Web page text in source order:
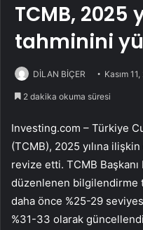
TCMB, 2025
tahminini
DİLAN BİÇER Kasım
2 dakika okuma süresi
Investing.com – Türkiye
(TCMB), 2025 yılına ilişkin
revize etti. TCMB
düzenlenen bilgilendirme
daha önce %25-29
%31-33 olarak